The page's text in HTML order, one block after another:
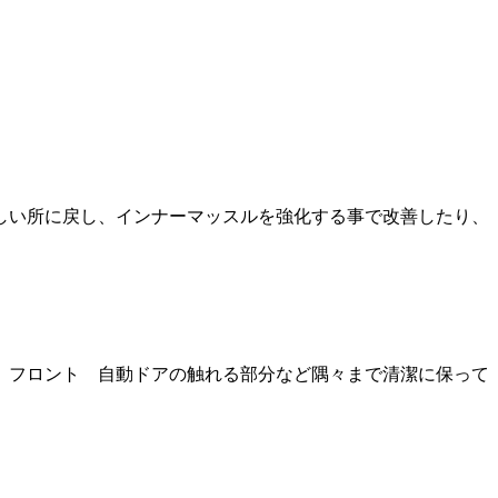
所に戻し、インナーマッスルを強化する事で改善したり、
ロント 自動ドアの触れる部分など隅々まで清潔に保って